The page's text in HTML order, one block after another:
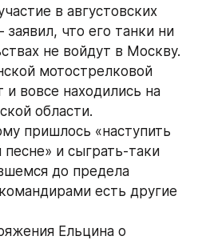
в августовских
что его танки ни
не войдут в Москву.
мотострелковой
вовсе находились на
области.
пришлось «наступить
песне» и сыграть-таки
до предела
есть другие
Ельцина о